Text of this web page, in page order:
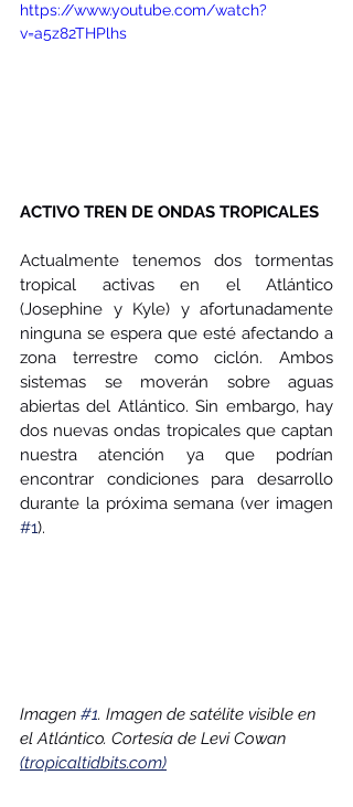
https://www.youtube.com/watch?
v=a5z82THPlhs
ACTIVO TREN DE ONDAS TROPICALES
Actualmente tenemos dos tormentas
tropical activas en el Atlántico
(Josephine y Kyle) y afortunadamente
ninguna se espera que esté afectando a
zona terrestre como ciclón. Ambos
sistemas se moverán sobre aguas
abiertas del Atlántico. Sin embargo, hay
dos nuevas ondas tropicales que captan
nuestra atención ya que podrían
encontrar condiciones para desarrollo
#1).
Imagen #1. Imagen de satélite visible en
el Atlántico. Cortesía de Levi Cowan
(tropicaltidbits.com)